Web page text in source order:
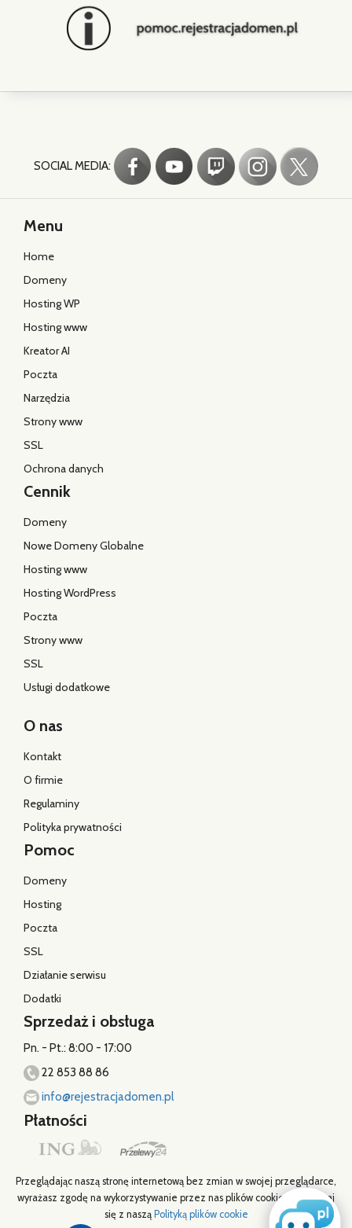
SOCIAL MEDIA:
Menu
Home
Domeny
Hosting WP
Hosting www
Kreator AI
Poczta
Narzędzia
Strony www
SSL
Ochrona danych
Cennik
Domeny
Nowe Domeny Globalne
Hosting www
Hosting WordPress
Poczta
Strony www
SSL
Usługi dodatkowe
O nas
Kontakt
O firmie
Regulaminy
Polityka prywatności
Pomoc
Domeny
Hosting
Poczta
SSL
Działanie serwisu
Dodatki
Sprzedaż i obsługa
Pn. - Pt.: 8:00 - 17:00
22 853 88 86
info@rejestracjadomen.pl
Płatności
Przeglądając naszą stronę internetową bez zmian w swojej przeglądarce,
wyrażasz zgodę na wykorzystywanie przez nas plików cookies. Zapoznaj
się z naszą Polityką plików cookie